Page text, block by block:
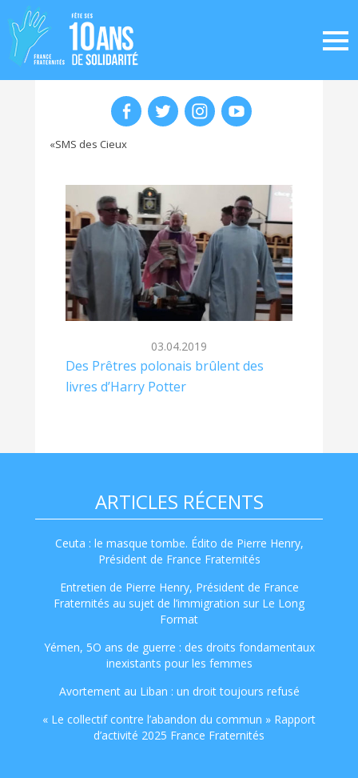
«SMS des Cieux
03.04.2019
Des Prêtres polonais brûlent des
livres d’Harry Potter
ARTICLES RÉCENTS
Ceuta : le masque tombe. Édito de Pierre Henry,
Président de France Fraternités
Entretien de Pierre Henry, Président de France
Fraternités au sujet de l’immigration sur Le Long
Format
Yémen, 5O ans de guerre : des droits fondamentaux
inexistants pour les femmes
Avortement au Liban : un droit toujours refusé
« Le collectif contre l’abandon du commun » Rapport
d’activité 2025 France Fraternités